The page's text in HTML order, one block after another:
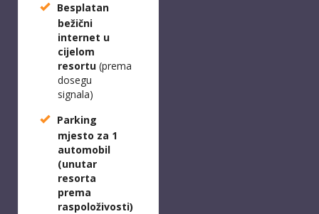
Besplatan
bežični
internet u
cijelom
resortu (prema
dosegu
signala)
Parking
mjesto za 1
automobil
(unutar
resorta
prema
raspoloživosti)